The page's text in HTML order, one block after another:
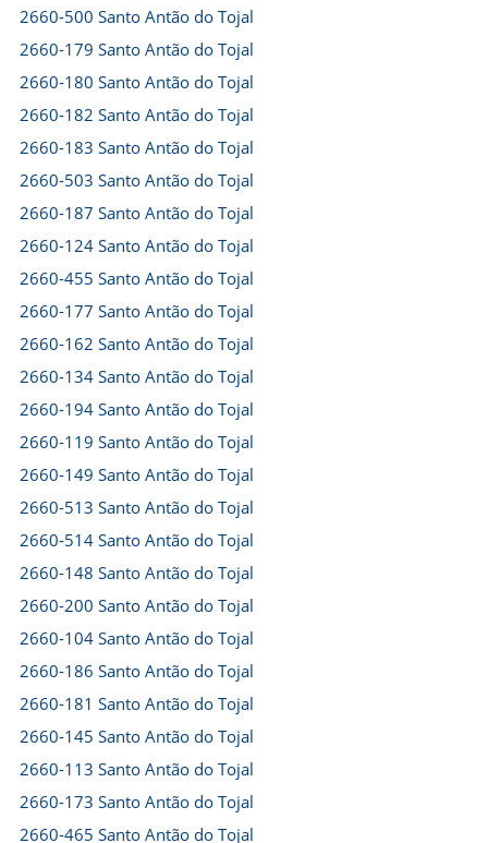
2660-500 Santo Antão do Tojal
2660-179 Santo Antão do Tojal
2660-180 Santo Antão do Tojal
2660-182 Santo Antão do Tojal
2660-183 Santo Antão do Tojal
2660-503 Santo Antão do Tojal
2660-187 Santo Antão do Tojal
2660-124 Santo Antão do Tojal
2660-455 Santo Antão do Tojal
2660-177 Santo Antão do Tojal
2660-162 Santo Antão do Tojal
2660-134 Santo Antão do Tojal
2660-194 Santo Antão do Tojal
2660-119 Santo Antão do Tojal
2660-149 Santo Antão do Tojal
2660-513 Santo Antão do Tojal
2660-514 Santo Antão do Tojal
2660-148 Santo Antão do Tojal
2660-200 Santo Antão do Tojal
2660-104 Santo Antão do Tojal
2660-186 Santo Antão do Tojal
2660-181 Santo Antão do Tojal
2660-145 Santo Antão do Tojal
2660-113 Santo Antão do Tojal
2660-173 Santo Antão do Tojal
2660-465 Santo Antão do Tojal